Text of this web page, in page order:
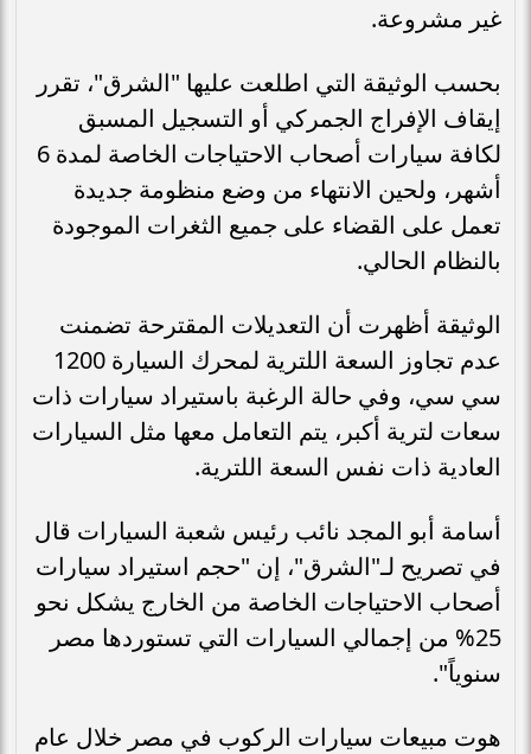
غير مشروعة.
بحسب الوثيقة التي اطلعت عليها "الشرق"، تقرر
إيقاف الإفراج الجمركي أو التسجيل المسبق
لكافة سيارات أصحاب الاحتياجات الخاصة لمدة 6
أشهر، ولحين الانتهاء من وضع منظومة جديدة
تعمل على القضاء على جميع الثغرات الموجودة
بالنظام الحالي.
الوثيقة أظهرت أن التعديلات المقترحة تضمنت
عدم تجاوز السعة اللترية لمحرك السيارة 1200
سي سي، وفي حالة الرغبة باستيراد سيارات ذات
سعات لترية أكبر، يتم التعامل معها مثل السيارات
العادية ذات نفس السعة اللترية.
أسامة أبو المجد نائب رئيس شعبة السيارات قال
في تصريح لـ"الشرق"، إن "حجم استيراد سيارات
أصحاب الاحتياجات الخاصة من الخارج يشكل نحو
25% من إجمالي السيارات التي تستوردها مصر
سنوياً".
هوت مبيعات سيارات الركوب في مصر خلال عام